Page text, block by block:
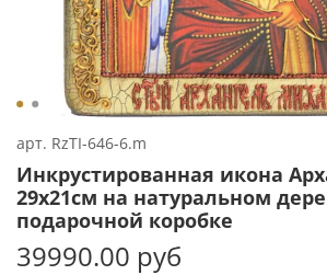
арт. RzTI-646-6.m
Инкрустированная икона
29х21см на натуральном
подарочной коробке
39990.00 руб